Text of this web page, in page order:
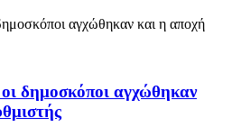
οι δημοσκόποι αγχώθηκαν